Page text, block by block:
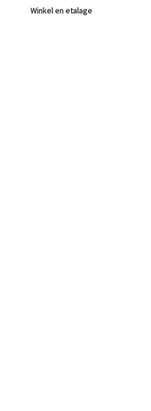
Winkel en etalage